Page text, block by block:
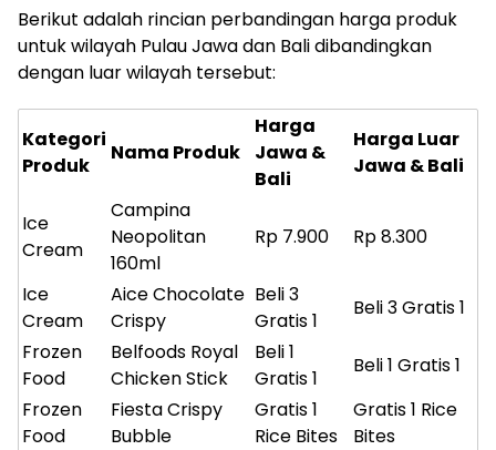
Berikut adalah rincian perbandingan harga produk
untuk wilayah Pulau Jawa dan Bali dibandingkan
dengan luar wilayah tersebut:
Kategori
Produk
Nama Produk
Harga
Jawa &
Bali
Harga Luar
Jawa & Bali
Ice
Cream
Campina
Neopolitan
160ml
Rp 7.900 Rp 8.300
Ice
Cream
Aice Chocolate
Crispy
Beli 3
Gratis 1
Beli 3 Gratis 1
Frozen
Food
Belfoods Royal
Chicken Stick
Beli 1
Gratis 1
Beli 1 Gratis 1
Frozen
Food
Fiesta Crispy
Bubble
Gratis 1
Rice Bites
Gratis 1 Rice
Bites